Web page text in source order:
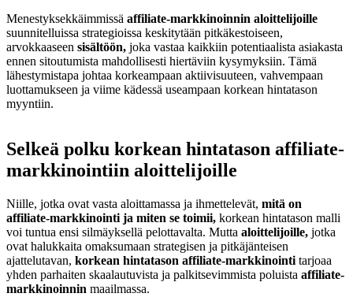
Menestyksekkäimmissä affiliate-markkinoinnin aloittelijoille
suunnitelluissa strategioissa keskitytään pitkäkestoiseen,
arvokkaaseen sisältöön, joka vastaa kaikkiin potentiaalista asiakasta
ennen sitoutumista mahdollisesti hiertäviin kysymyksiin. Tämä
lähestymistapa johtaa korkeampaan aktiivisuuteen, vahvempaan
luottamukseen ja viime kädessä useampaan korkean hintatason
myyntiin.
Selkeä polku korkean hintatason affiliate-
markkinointiin aloittelijoille
Niille, jotka ovat vasta aloittamassa ja ihmettelevät, mitä on
affiliate-markkinointi ja miten se toimii, korkean hintatason malli
voi tuntua ensi silmäyksellä pelottavalta. Mutta aloittelijoille, jotka
ovat halukkaita omaksumaan strategisen ja pitkäjänteisen
ajattelutavan, korkean hintatason affiliate-markkinointi tarjoaa
yhden parhaiten skaalautuvista ja palkitsevimmista poluista affiliate-
markkinoinnin maailmassa.